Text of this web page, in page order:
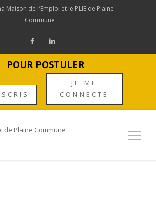
Maison de l’Emploi et le PLIE de Plaine
Commune
POUR POSTULER
JE ME
CONNECTE